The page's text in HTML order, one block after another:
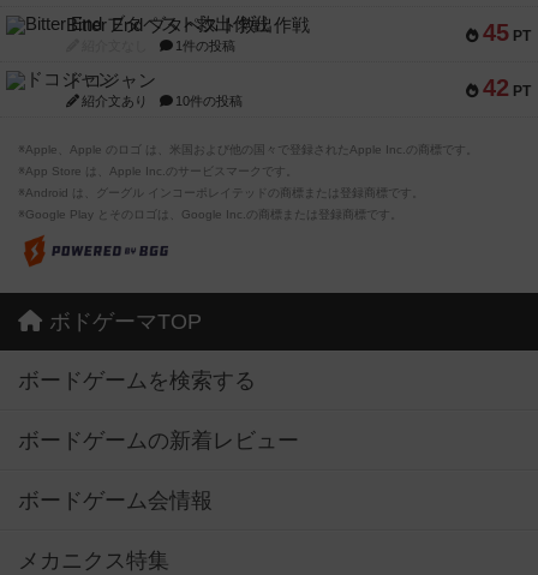
45 PT
Bitter End ブタペスト救出作戦
1件の投稿
42 PT
ドコジャン
紹介文あり 10件の投稿
※Apple、Apple のロゴ は、米国および他の国々で登録されたApple Inc.の商標です。
※App Store は、Apple Inc.のサービスマークです。
※Android は、グーグル インコーポレイテッドの商標または登録商標です。
※Google Play とそのロゴは、Google Inc.の商標または登録商標です。
ボドゲーマTOP
ボードゲームを検索する
ボードゲームの新着レビュー
ボードゲーム会情報
メカニクス特集